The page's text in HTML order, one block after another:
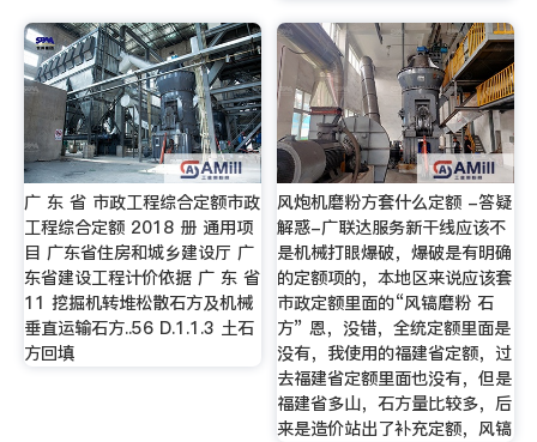
广 东 省 市政工程综合定额市政
工程综合定额 2018 册 通用项
目 广东省住房和城乡建设厅 广
东省建设工程计价依据 广 东 省
11 挖掘机转堆松散石方及机械
垂直运输石方..56 D.1.1.3 土石
方回填
风炮机磨粉方套什么定额 -答疑
解惑-广联达服务新干线应该不
是机械打眼爆破，爆破是有明确
的定额项的，本地区来说应该套
市政定额里面的“风镐磨粉 石
方” 恩，没错，全统定额里面是
没有，我使用的福建省定额，过
去福建省定额里面也没有，但是
福建省多山，石方量比较多，后
来是造价站出了补充定额，风镐